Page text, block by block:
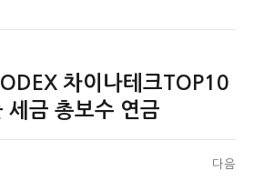
차이나테크TOP10
세금 총보수 연금
다음